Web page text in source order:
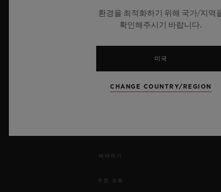
예약하기
주문 조회
환경을 최적화하기 위해 국가/지역
확인해주시기 바랍니다.
미국
CHANGE COUNTRY/REGION